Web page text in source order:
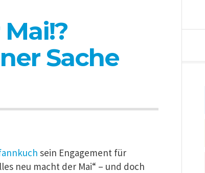
Sache
sein Engagement für
neu macht der Mai“ – und doch